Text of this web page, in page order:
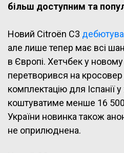
більш доступним та
Новий Citroën C3
але лише тепер має всі
в Європі. Хетчбек у
перетворився на
комплектацію для Іспанії
коштуватиме менше 16
України новинка також
не оприлюднена.